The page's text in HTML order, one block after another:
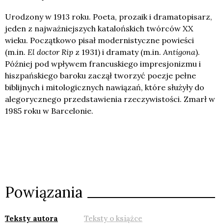
Urodzony w 1913 roku. Poeta, prozaik i dramatopisarz,
jeden z najważniejszych katalońskich twórców XX
wieku. Początkowo pisał modernistyczne powieści
(m.in. El doctor Rip z 1931) i dramaty (m.in. Antígona).
Później pod wpływem francuskiego impresjonizmu i
hiszpańskiego baroku zaczął tworzyć poezje pełne
biblijnych i mitologicznych nawiązań, które służyły do
alegorycznego przedstawienia rzeczywistości. Zmarł w
1985 roku w Barcelonie.
Powiązania
Teksty autora
Teksty o książce